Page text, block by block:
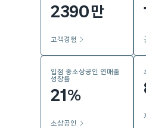
2390만
고객경험
입점 중소상공인 연매출
성장률
21 %
소상공인